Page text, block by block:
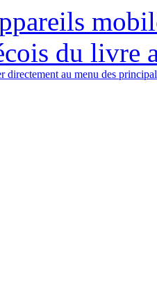
du livre
directement au menu des